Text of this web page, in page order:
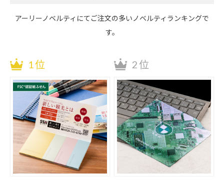
アーリーノベルティにてご注文の多いノベルティランキングで
す。
1位 2位